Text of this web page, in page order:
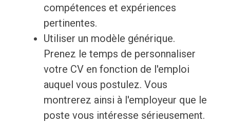
compétences et expériences
pertinentes.
Utiliser un modèle générique.
Prenez le temps de personnaliser
votre CV en fonction de l'emploi
auquel vous postulez. Vous
montrerez ainsi à l'employeur que le
poste vous intéresse sérieusement.